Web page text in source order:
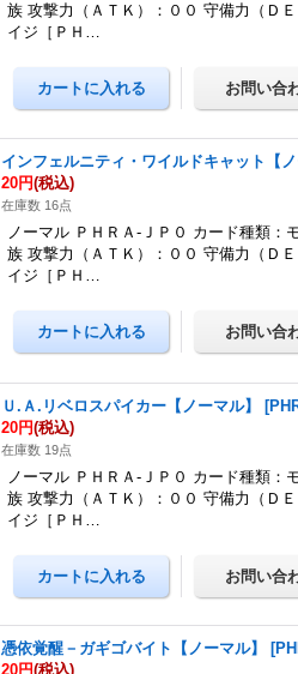
族 攻撃力（ＡＴＫ）：００ 守備力（Ｄ
イジ［ＰＨ…
インフェルニティ・ワイルドキャット【ノ
20円(税込)
在庫数 16点
ノーマル ＰＨＲＡ-ＪＰ０ カード種類：
族 攻撃力（ＡＴＫ）：００ 守備力（Ｄ
イジ［ＰＨ…
Ｕ.Ａ.リベロスパイカー【ノーマル】 [
20円(税込)
在庫数 19点
ノーマル ＰＨＲＡ-ＪＰ０ カード種類：
族 攻撃力（ＡＴＫ）：００ 守備力（Ｄ
イジ［ＰＨ…
憑依覚醒－ガギゴバイト【ノーマル】 [
20円(税込)